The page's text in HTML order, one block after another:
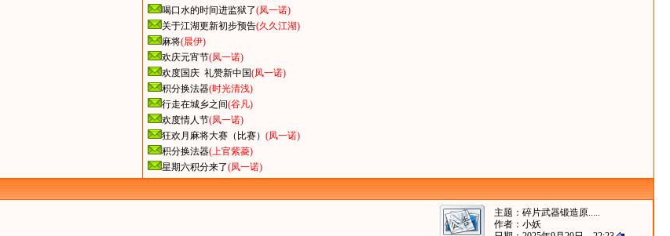
喝口水的时间进监狱了(凤一诺)
关于江湖更新初步预告(久久江湖)
麻将(晨伊)
欢庆元宵节(凤一诺)
欢度国庆 礼赞新中国(凤一诺)
积分换法器(时光清浅)
行走在城乡之间(谷凡)
欢度情人节(凤一诺)
狂欢月麻将大赛（比赛） (凤一诺)
积分换法器(上官紫菱)
星期六积分来了(凤一诺)
主题： 碎片武器锻造原.....
作者： 小妖